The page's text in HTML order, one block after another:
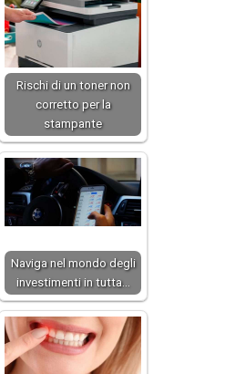
Rischi di un toner non
corretto per la
stampante
Naviga nel mondo degli
investimenti in tutta…